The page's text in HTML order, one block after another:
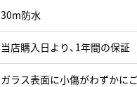
30m防水
当店購入日より、1年間の保証
ガラス表面に小傷がわずかに